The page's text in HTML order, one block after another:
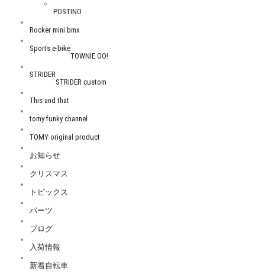
POSTINO
Rocker mini bmx
Sports e-bike
TOWNIE GO!
STRIDER
STRIDER custom
This and that
tomy funky channel
TOMY original product
お知らせ
クリスマス
トピックス
パーツ
ブログ
入荷情報
新着自転車